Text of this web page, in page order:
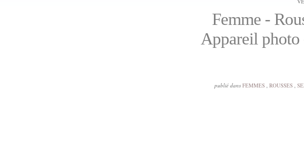
Femme -
Appareil photo
publié dans FEMMES , ROUSSES ,